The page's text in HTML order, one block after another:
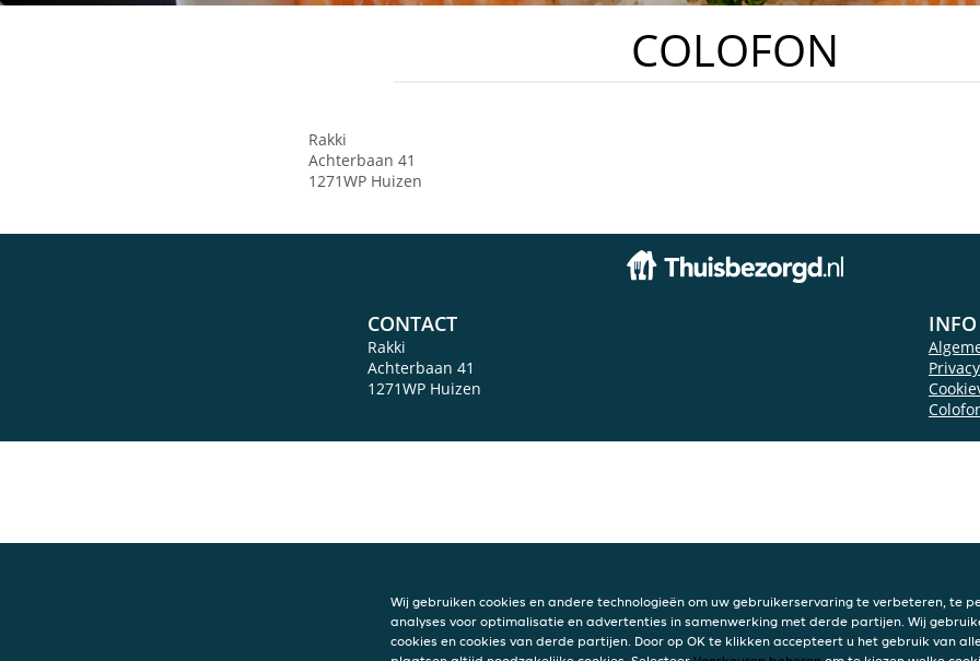
COLOFON
Rakki
Achterbaan 41
1271WP Huizen
CONTACT
Rakki
Achterbaan 41
1271WP Huizen
INFO
Wij gebruiken cookies en andere technologieën om uw gebruikerservaring te verbeteren, te
analyses voor optimalisatie en advertenties in samenwerking met derde partijen. Wij
cookies en cookies van derde partijen. Door op OK te klikken accepteert u het gebruik van